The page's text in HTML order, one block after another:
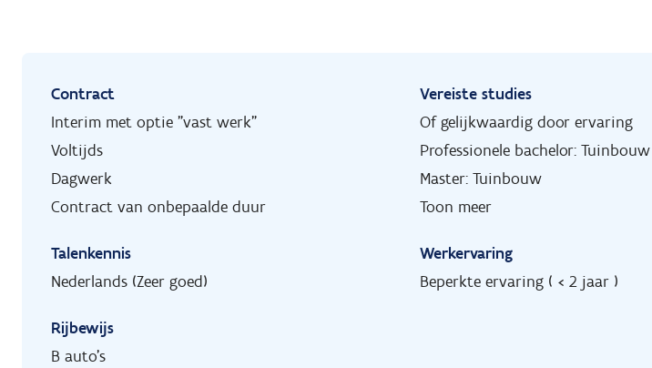
Contract
Interim met optie "vast werk"
Voltijds
Dagwerk
Contract van onbepaalde duur
Talenkennis
Nederlands (Zeer goed)
Rijbewijs
B auto's
Vereiste studies
Of gelijkwaardig door ervaring
Professionele bachelor: Tuinbouw
Master: Tuinbouw
Toon meer
Werkervaring
Beperkte ervaring ( < 2 jaar )